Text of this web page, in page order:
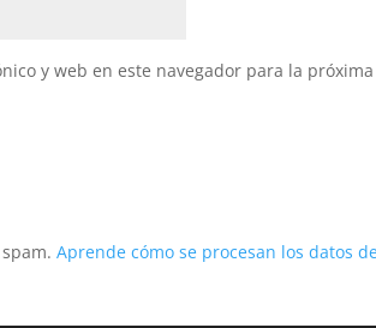
y web en este navegador para la
spam.Aprende cómo se procesan los datos